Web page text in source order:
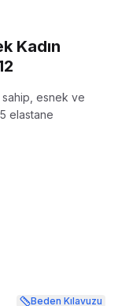
Kadın
esnek ve
elastane
Beden Kılavuzu